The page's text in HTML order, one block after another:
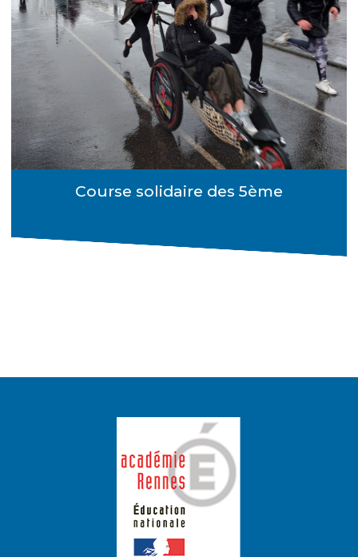
Course solidaire des 5ème